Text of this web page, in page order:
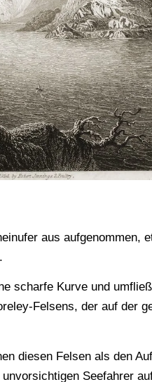
aus aufgenommen,
scharfe Kurve und
Felsens, der auf der
diesen Felsen als den
Seefahrer